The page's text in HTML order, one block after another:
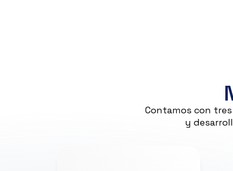
Contamos con
y